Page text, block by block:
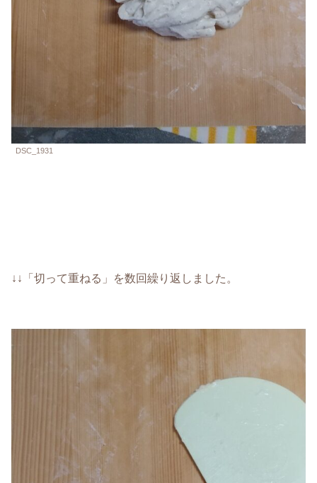
DSC_1931
↓↓「切って重ねる」を数回繰り返しました。